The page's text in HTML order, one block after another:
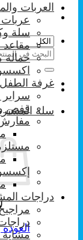
البحث
عن:
سلة
العربات
سلة
مقاعد
حمالة
غرفة الطفل
سراير
قفص
دراجات